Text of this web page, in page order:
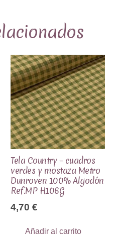
Tela Country – cuadros
verdes y mostaza Metro
Dunroven 100% Algodón
Ref.MP H106G
4,70 €
Añadir al carrito